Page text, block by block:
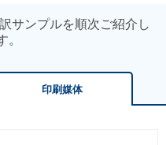
サンプルを順次ご紹介し
。
印刷媒体